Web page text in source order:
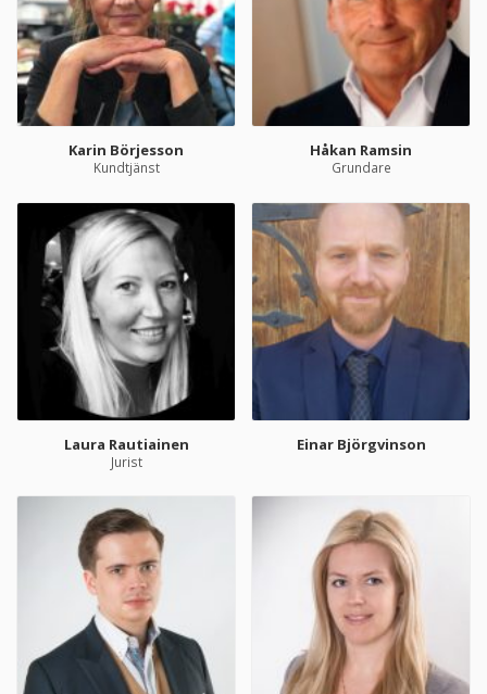
Karin Börjesson
Kundtjänst
Håkan Ramsin
Grundare
Laura Rautiainen
Jurist
Einar Björgvinson